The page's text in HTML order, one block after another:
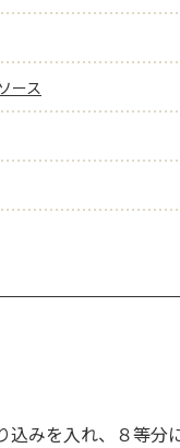
ース
みを入れ、８等分